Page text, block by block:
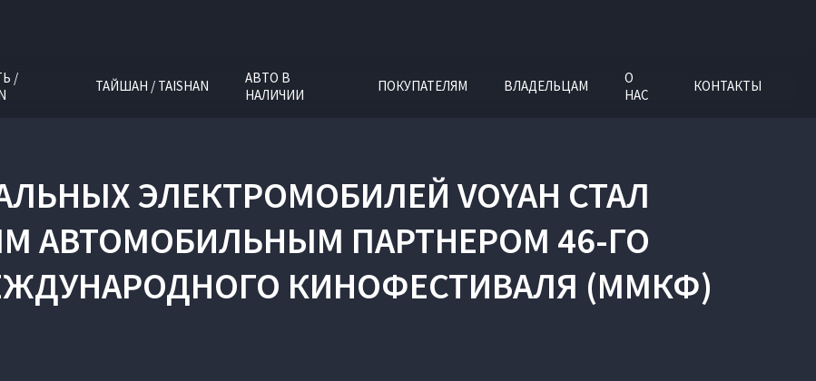
/
ТАЙШАН / TAISHAN
АВТО В
НАЛИЧИИ
ПОКУПАТЕЛЯМ ВЛАДЕЛЬЦАМ
О
НАС
КОНТАКТЫ
ЭЛЕКТРОМОБИЛЕЙ VOYAH СТАЛ
АВТОМОБИЛЬНЫМ ПАРТНЕРОМ 46-ГО
КИНОФЕСТИВАЛЯ (ММКФ)